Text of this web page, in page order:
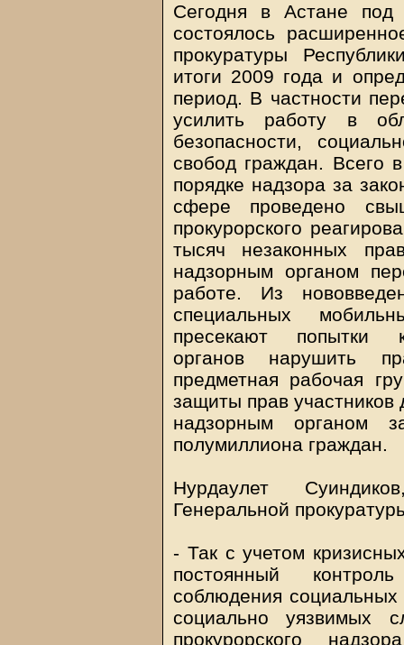
Сегодня в Астане под
состоялось
прокуратуры
итоги 2009 года и
период. В частности
усилить работу в
безопасности,
свобод граждан. Всего
порядке надзора за
сфере проведено
прокурорского
тысяч незаконных
надзорным органом
работе. Из
специальных
пресекают попытки
органов нарушить
предметная рабочая
защиты прав участников
надзорным органом
полумиллиона граждан.
Нурдаулет
Генеральной
- Так с учетом
постоянный
соблюдения
социально уязвимых
прокурорского